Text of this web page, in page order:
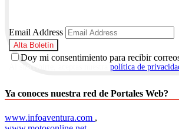
Email Address
Doy mi consentimiento para recibir
política de
Ya conoces nuestra red de Portales Web?
www.infoaventura.com ,